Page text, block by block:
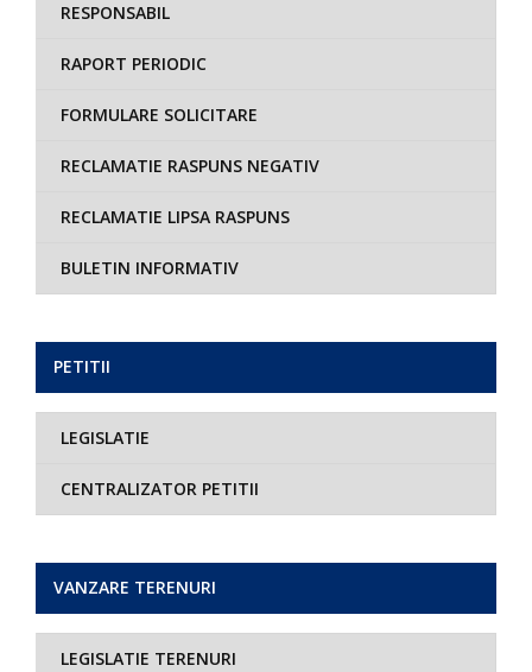
RESPONSABIL
RAPORT PERIODIC
FORMULARE SOLICITARE
RECLAMATIE RASPUNS NEGATIV
RECLAMATIE LIPSA RASPUNS
BULETIN INFORMATIV
PETITII
LEGISLATIE
CENTRALIZATOR PETITII
VANZARE TERENURI
LEGISLATIE TERENURI